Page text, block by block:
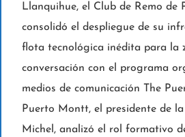
Llanquihue, el Club de Remo de
consolidó el despliegue de su
flota tecnológica inédita para la
conversación con el programa
medios de comunicación The
Puerto Montt, el presidente de
Michel, analizó el rol formativo